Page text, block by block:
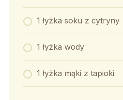
1 łyżka soku z cytryny
1 łyżka wody
1 łyżka mąki z tapioki